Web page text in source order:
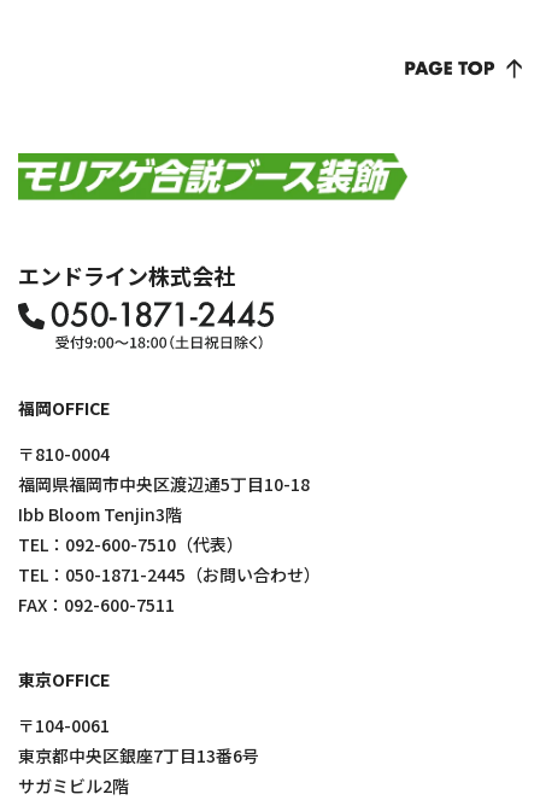
エンドライン株式会社
福岡OFFICE
〒810-0004
福岡県福岡市中央区渡辺通5丁目10-18
Ibb Bloom Tenjin3階
TEL： 092-600-7510 （代表）
TEL： 050-1871-2445 （お問い合わせ）
FAX：092-600-7511
東京OFFICE
〒104-0061
東京都中央区銀座7丁目13番6号
サガミビル2階